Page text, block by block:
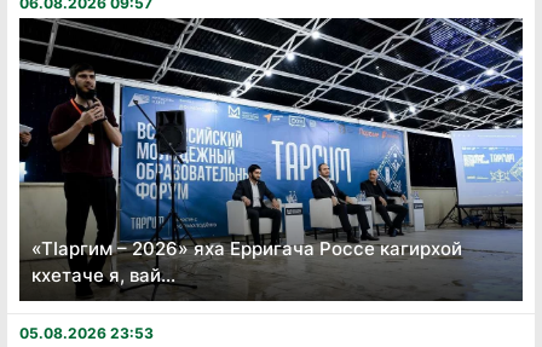
«Тӏаргим – 2026» яха Ерригача Россе кагирхой
кхетаче я, вай...
05.08.2026 23:53